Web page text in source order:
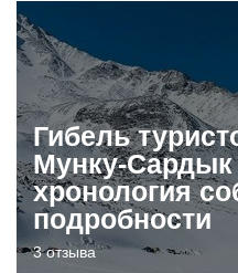
Гибель
Мунку-Сардык
хронология
подробности
3 отзыва